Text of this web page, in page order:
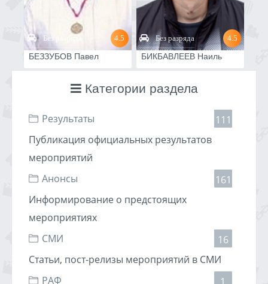
Категории раздела
Результаты
111
Публикация официальных результатов
мероприятий
Анонсы
161
Информирование о предстоящих
мероприятиях
СМИ
16
Статьи, пост-релизы мероприятий в СМИ
РАФ
Без разряда 4.5
БЕЗЗУБОВ Павел
Без разряда 4.5
БИКБАВЛЕЕВ Наиль